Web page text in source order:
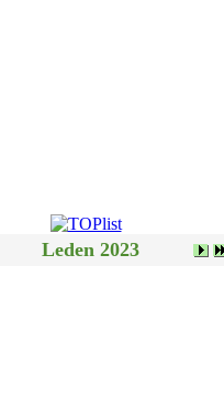
Leden 2023